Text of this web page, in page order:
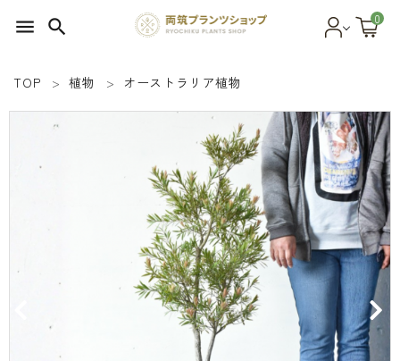
menu search 0
TOP 植物 オーストラリア植物